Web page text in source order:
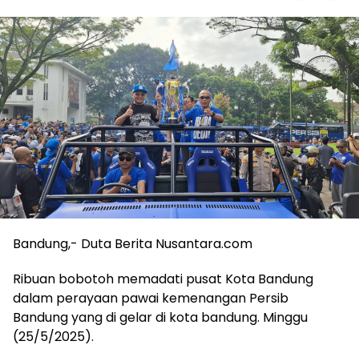
Bandung,- Duta Berita Nusantara.com
Ribuan bobotoh memadati pusat Kota Bandung
dalam perayaan pawai kemenangan Persib
Bandung yang di gelar di kota bandung. Minggu
(25/5/2025).